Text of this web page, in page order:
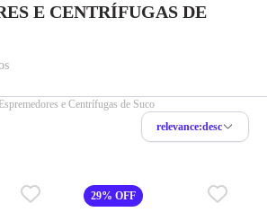
E CENTRÍFUGAS DE
e Centrífugas de Suco
relevance:desc
29% OFF